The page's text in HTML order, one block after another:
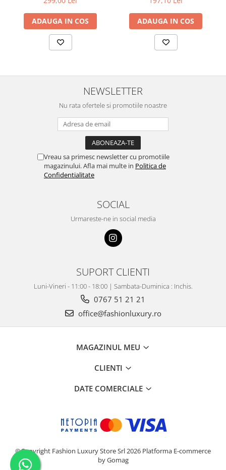
ADAUGA IN COS ADAUGA IN COS
NEWSLETTER
Nu rata ofertele si promotiile noastre
Vreau sa primesc newsletter cu promotiile
magazinului. Afla mai multe in Politica de
Confidentialitate
SOCIAL
Urmareste-ne in social media
SUPORT CLIENTI
Luni-Vineri - 11:00 - 18:00 | Sambata-Duminica : Inchis.
0767 51 21 21
office@fashionluxury.ro
MAGAZINUL MEU
CLIENTI
DATE COMERCIALE
©Copyright Fashion Luxury Store Srl 2026 Platforma E-commerce
by Gomag